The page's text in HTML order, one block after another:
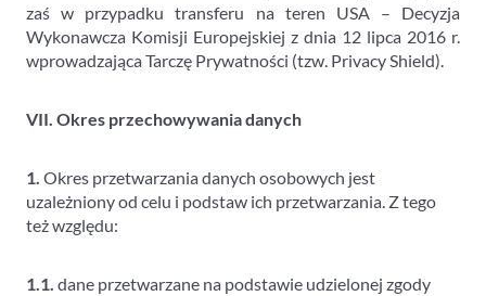
zaś w przypadku transferu na teren USA – Decyzja
Wykonawcza Komisji Europejskiej z dnia 12 lipca 2016 r.
wprowadzająca Tarczę Prywatności (tzw. Privacy Shield).
VII. Okres przechowywania danych
1. Okres przetwarzania danych osobowych jest
uzależniony od celu i podstaw ich przetwarzania. Z tego
też względu:
1.1. dane przetwarzane na podstawie udzielonej zgody